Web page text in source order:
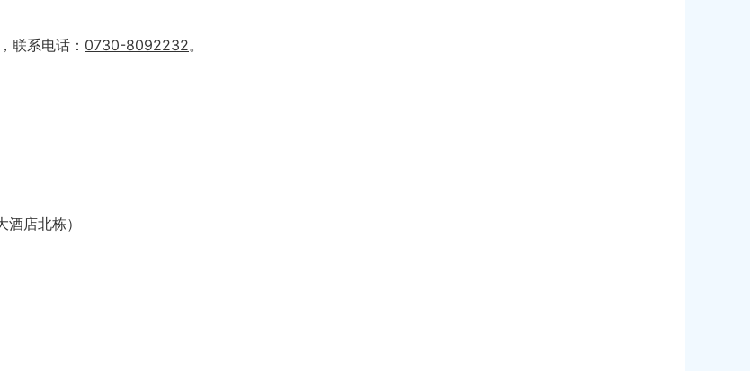
，联系电话： 0730-8092232。
酒店北栋）